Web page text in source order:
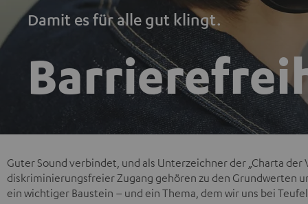
Damit es für alle gut klingt.
Guter Sound verbindet, und als Unterzeichner der „Charta
diskriminierungsfreier Zugang gehören zu den Grundwerten
ein wichtiger Baustein – und ein Thema, dem wir uns bei